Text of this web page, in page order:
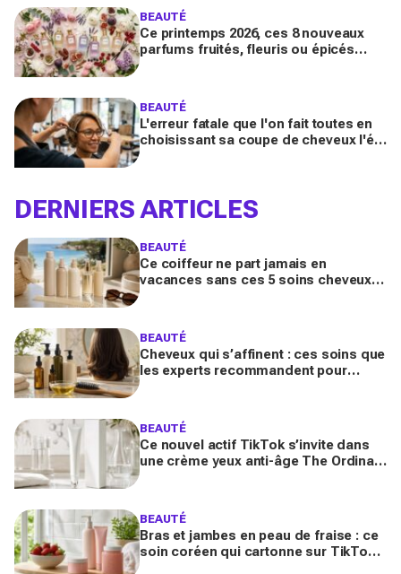
BEAUTÉ
Ce printemps 2026, ces 8 nouveaux
parfums fruités, fleuris ou épicés
BEAUTÉ
L'erreur fatale que l'on fait toutes en
choisissant sa coupe de cheveux l'été
DERNIERS ARTICLES
BEAUTÉ
Ce coiffeur ne part jamais en
vacances sans ces 5 soins cheveux :
BEAUTÉ
Cheveux qui s’affinent : ces soins que
les experts recommandent pour
BEAUTÉ
Ce nouvel actif TikTok s’invite dans
une crème yeux anti-âge The Ordinary
BEAUTÉ
Bras et jambes en peau de fraise : ce
soin coréen qui cartonne sur TikTok